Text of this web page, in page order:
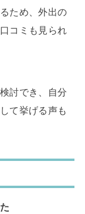
ため、外出の
コミも見られ
討でき、自分
て挙げる声も